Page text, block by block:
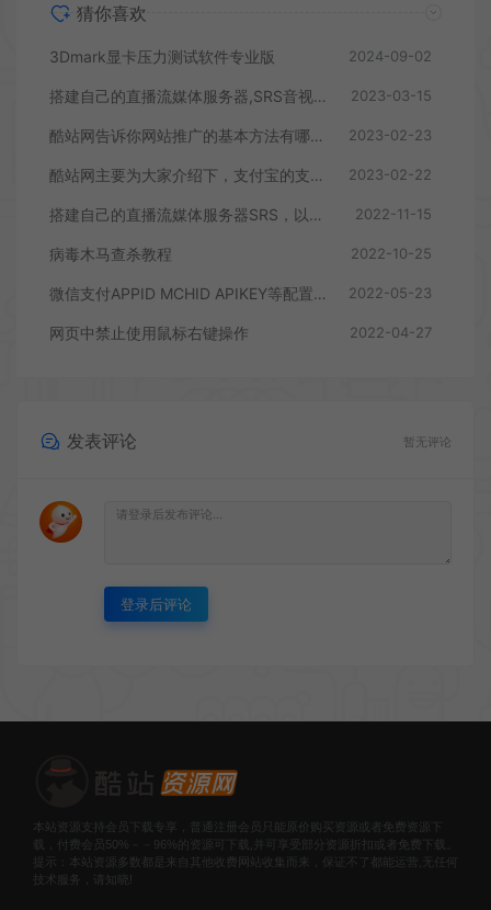
猜你喜欢
3Dmark显卡压力测试软件专业版 2024-09-02
搭建自己的直播流媒体服务器,SRS音视频服务器，做直播和会议 2023-03-15
酷站网告诉你网站推广的基本方法有哪些？ 2023-02-23
酷站网主要为大家介绍下，支付宝的支付功能是如何配置的？ 2023-02-22
搭建自己的直播流媒体服务器SRS，以及SRS+OBS直播推拉流使用及配置 2022-11-15
病毒木马查杀教程 2022-10-25
微信支付APPID MCHID APIKEY等配置方法 2022-05-23
网页中禁止使用鼠标右键操作 2022-04-27
发表评论 暂无评论
登录后评论
本站资源支持会员下载专享，普通注册会员只能原价购买资源或者免费资源下
载，付费会员50%－－96%的资源可下载,并可享受部分资源折扣或者免费下载。
提示：本站资源多数都是来自其他收费网站收集而来，保证不了都能运营,无任何
技术服务，请知晓!